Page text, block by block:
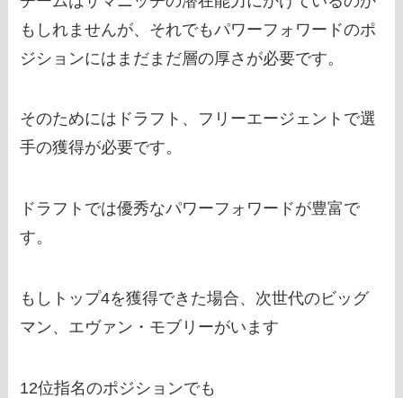
もしれませんが、それでもパワーフォワードのポ
ジションにはまだまだ層の厚さが必要です。
そのためにはドラフト、フリーエージェントで選
手の獲得が必要です。
ドラフトでは優秀なパワーフォワードが豊富で
す。
もしトップ4を獲得できた場合、次世代のビッグ
マン、エヴァン・モブリーがいます
12位指名のポジションでも